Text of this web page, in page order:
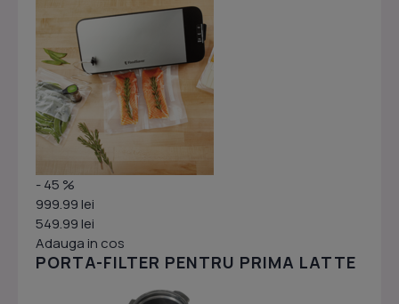
- 45 %
999.99 lei
549.99 lei
Adauga in cos
PORTA-FILTER PENTRU PRIMA LATTE